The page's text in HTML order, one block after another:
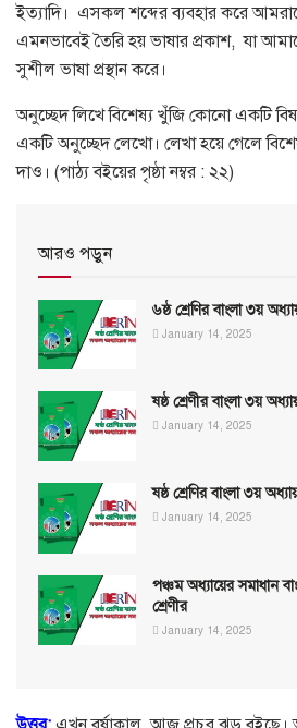
ইত্যাদি। এসকল শব্দের ব্যবহার করে
এমনভাবেই তৈরি হয় ভাষার প্রকাশ, যা
সুশীল ভাষা প্রস্থান করে।
অনুচ্ছেদ লিখে বিশেষ্য খুঁজি কোনো একটি
একটি অনুচ্ছেদ লেখো। লেখা হয়ে গেলে
দাও। (পাঠ্য বইয়ের পৃষ্ঠা নম্বর : ২২)
আরও পড়ুন
৬ষ্ঠ শ্রেণির বাংলা ৩য়
January 14, 2025
ষষ্ঠ শ্রেণীর বাংলা ৩য়
January 14, 2025
ষষ্ঠ শ্রেণির বাংলা ৩য়
January 14, 2025
পঞ্চম অধ্যায়ের সমাধান
শ্রেণীর
January 14, 2025